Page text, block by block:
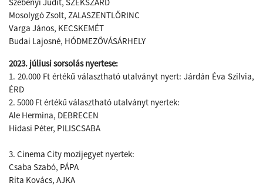
Mosolygó Zsolt, ZALASZENTLŐRINC
Varga János, KECSKEMÉT
​Budai Lajosné, HÓDMEZŐVÁSÁRHELY
2023. júliusi sorsolás nyertese:
1. 20.000 Ft értékű választható utalványt nyert: Járdán Éva Szilvia,
ÉRD
2. 5000 Ft értékű választható utalványt nyertek:
Ale Hermina, DEBRECEN
Hidasi Péter, PILISCSABA
3. Cinema City mozijegyet nyertek:
Csaba Szabó, PÁPA
Rita Kovács, AJKA